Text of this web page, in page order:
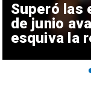
Superó las
de junio
esquiva la